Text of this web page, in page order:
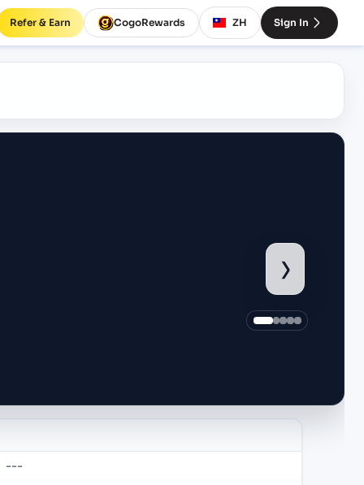
Refer & Earn CogoRewards ZH Sign In
›
---